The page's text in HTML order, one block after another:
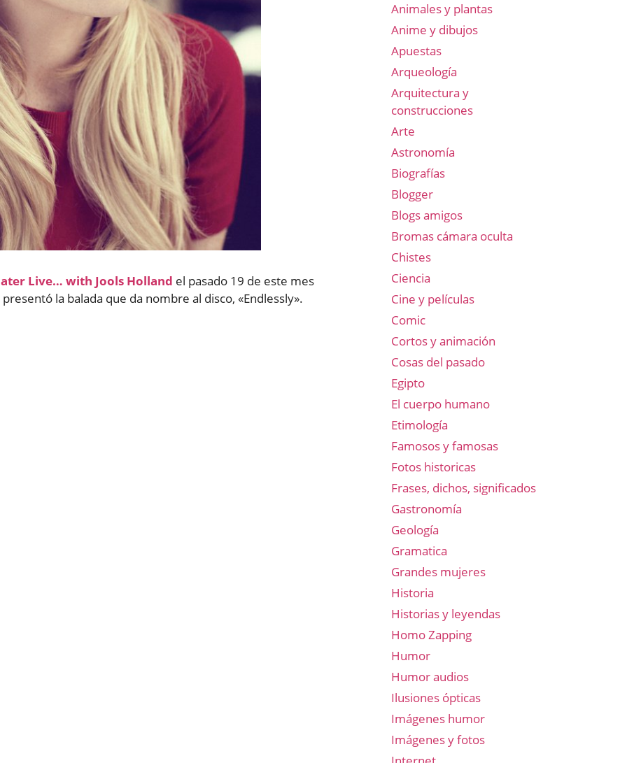
Live… with Jools Holland el pasado 19 de este mes
presentó la balada que da nombre al disco, «Endlessly».
Animales y plantas
Anime y dibujos
Apuestas
Arqueología
Arquitectura y
construcciones
Arte
Astronomía
Biografías
Blogger
Blogs amigos
Bromas cámara oculta
Chistes
Ciencia
Cine y películas
Comic
Cortos y animación
Cosas del pasado
Egipto
El cuerpo humano
Etimología
Famosos y famosas
Fotos historicas
Frases, dichos, significados
Gastronomía
Geología
Gramatica
Grandes mujeres
Historia
Historias y leyendas
Homo Zapping
Humor
Humor audios
Ilusiones ópticas
Imágenes humor
Imágenes y fotos